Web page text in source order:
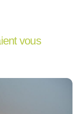
vous